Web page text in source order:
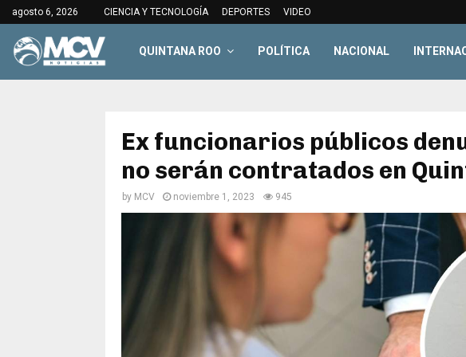
agosto 6, 2026 CIENCIA Y TECNOLOGÍA DEPORTES VIDEO
QUINTANA ROO POLÍTICA NACIONAL
Ex funcionarios públicos
no serán contratados en
by MCV noviembre 1, 2023 945